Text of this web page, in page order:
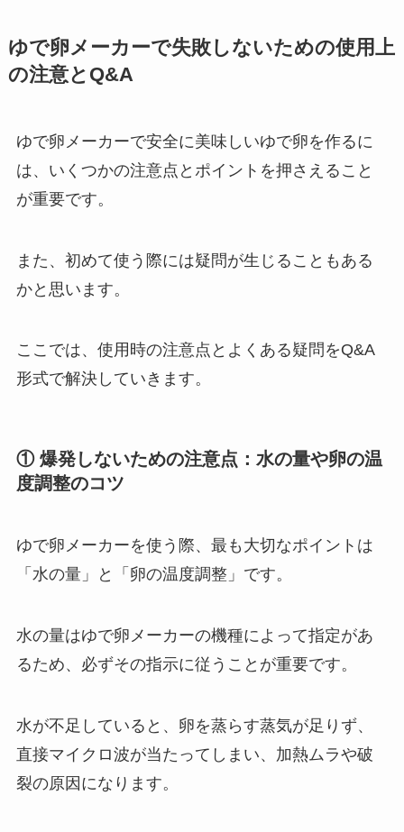
ゆで卵メーカーで失敗しないための使用上
の注意とQ&A
ゆで卵メーカーで安全に美味しいゆで卵を作るに
は、いくつかの注意点とポイントを押さえること
が重要です。
また、初めて使う際には疑問が生じることもある
かと思います。
ここでは、使用時の注意点とよくある疑問をQ&A
形式で解決していきます。
① 爆発しないための注意点：水の量や卵の温
度調整のコツ
ゆで卵メーカーを使う際、最も大切なポイントは
「水の量」と「卵の温度調整」です。
水の量はゆで卵メーカーの機種によって指定があ
るため、必ずその指示に従うことが重要です。
水が不足していると、卵を蒸らす蒸気が足りず、
直接マイクロ波が当たってしまい、加熱ムラや破
裂の原因になります。